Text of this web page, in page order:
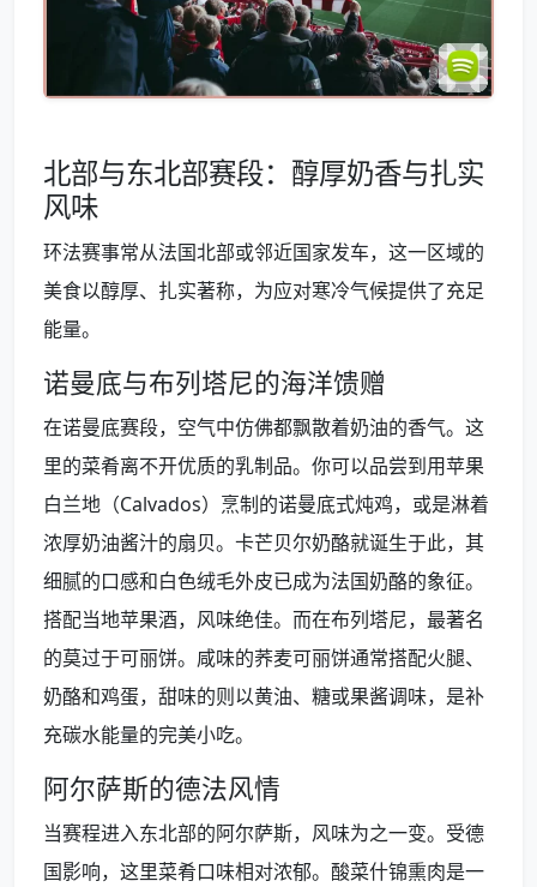
北部与东北部赛段：醇厚奶香与扎实
风味
环法赛事常从法国北部或邻近国家发车，这一区域的
美食以醇厚、扎实著称，为应对寒冷气候提供了充足
能量。
诺曼底与布列塔尼的海洋馈赠
在诺曼底赛段，空气中仿佛都飘散着奶油的香气。这
里的菜肴离不开优质的乳制品。你可以品尝到用苹果
白兰地（Calvados）烹制的诺曼底式炖鸡，或是淋着
浓厚奶油酱汁的扇贝。卡芒贝尔奶酪就诞生于此，其
细腻的口感和白色绒毛外皮已成为法国奶酪的象征。
搭配当地苹果酒，风味绝佳。而在布列塔尼，最著名
的莫过于可丽饼。咸味的荞麦可丽饼通常搭配火腿、
奶酪和鸡蛋，甜味的则以黄油、糖或果酱调味，是补
充碳水能量的完美小吃。
阿尔萨斯的德法风情
当赛程进入东北部的阿尔萨斯，风味为之一变。受德
国影响，这里菜肴口味相对浓郁。酸菜什锦熏肉是一